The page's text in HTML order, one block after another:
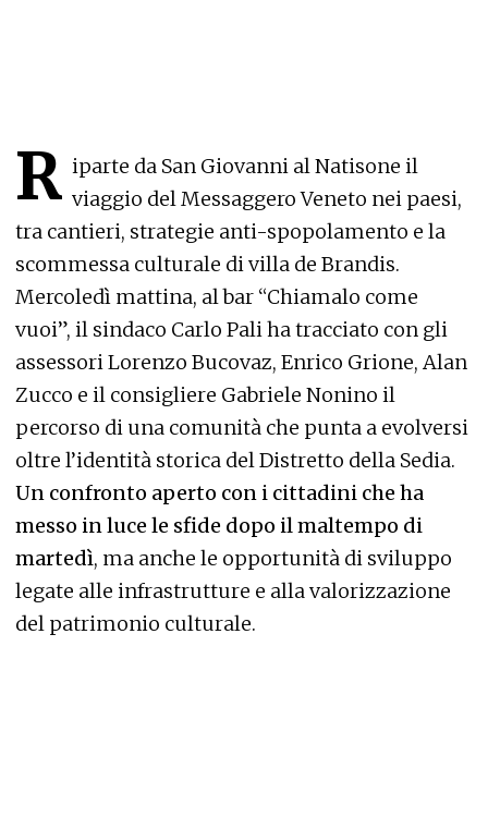
R iparte da San Giovanni al Natisone il
viaggio del Messaggero Veneto nei paesi,
tra cantieri, strategie anti-spopolamento e la
scommessa culturale di villa de Brandis.
Mercoledì mattina, al bar “Chiamalo come
vuoi”, il sindaco Carlo Pali ha tracciato con gli
assessori Lorenzo Bucovaz, Enrico Grione, Alan
Zucco e il consigliere Gabriele Nonino il
percorso di una comunità che punta a evolversi
oltre l’identità storica del Distretto della Sedia.
Un confronto aperto con i cittadini che ha
messo in luce le sfide dopo il maltempo di
martedì, ma anche le opportunità di sviluppo
legate alle infrastrutture e alla valorizzazione
del patrimonio culturale.